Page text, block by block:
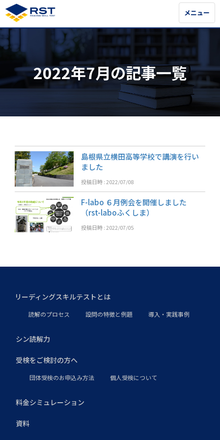
メニュー
メニュー
2022年7月の記事一覧
島根県立横田高等学校で講演を行い
ました
投稿日時 : 2022/07/08
カテゴリ: 講演会
F-labo ６月例会を開催しました
（rst-laboふくしま）
投稿日時 : 2022/07/05
カテゴリ: 研究授業
リーディングスキルテストとは
読解のプロセス 設問の特徴と例題 導入・実践事例
シン読解力
受検をご検討の方へ
団体受検のお申込み方法 個人受検について
料金シミュレーション
資料